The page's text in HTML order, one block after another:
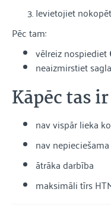
Ievietojiet
Pēc tam:
vēlreiz nospiediet
neaizmirstiet
Kāpēc tas
nav vispār lieka
nav
ātrāka darbība
maksimāli tīrs